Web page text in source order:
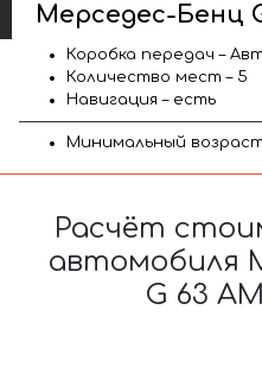
Мерседес-Бенц
Коробка передач –
Количество мест – 5
Навигация – есть
Минимальный
Расчёт
автомобиля
G 63